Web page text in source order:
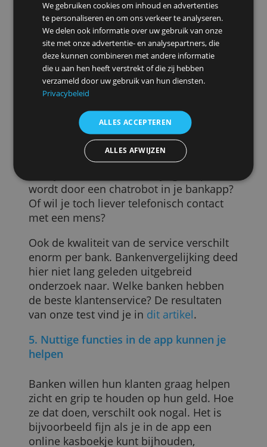
Nieuwe digitale banken zijn
internationaal georiënteerd en hebben
meestal lagere of zelfs helemaal geen
kosten voor omrekenen van en naar
euro's.
De grote, traditionele banken zijn
gemiddeld het duurst met opslagen van
bijvoorbeeld 1,2 procent (ABN Amro) of
1,4 procent (ING, Rabobank) boven op de
wisselkoers. Bij veel nieuwe digitale
banken zoals Bunq en Revolut is geld
wisselen gratis.
4. De kwaliteit van de klantenservice
verschilt enorm
Heb je een vraag of probleem, dan wil je
natuurlijk snel geholpen worden. Het is
prettig als jouw bank op verschillende
manieren bereikbaar is en ruime
openingstijden hanteert.
Vind je het voldoende dat je geholpen
wordt door een chatrobot in je bankapp?
Of wil je toch liever telefonisch contact
met een mens?
Deze website maakt gebruik van
We gebruiken cookies om inhoud en advertenties
te personaliseren en om ons verkeer te analyseren.
We delen ook informatie over uw gebruik van onze
deze kunnen combineren met andere informatie
die u aan hen heeft verstrekt of die zij hebben
verzameld door uw gebruik van hun diensten.
Privacybeleid
ALLES ACCEPTEREN